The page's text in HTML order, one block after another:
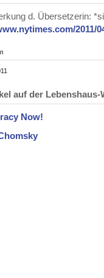
d. Übersetzerin:
2011/
auf der
Now!